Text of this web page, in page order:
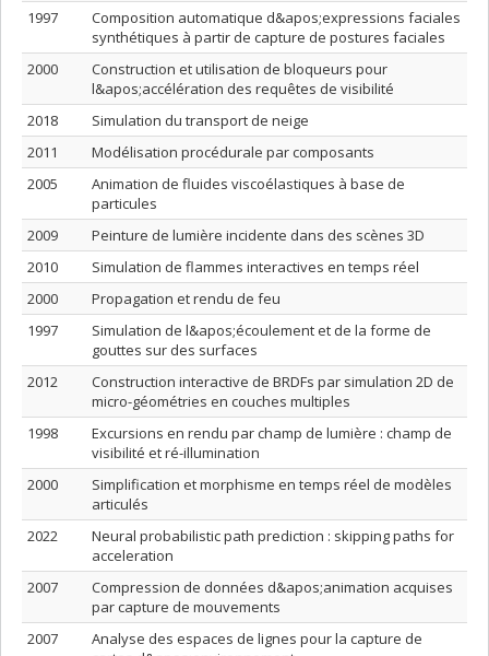
1997
Composition automatique d&apos;expressions faciales
synthétiques à partir de capture de postures faciales
2000
Construction et utilisation de bloqueurs pour
l&apos;accélération des requêtes de visibilité
2018
Simulation du transport de neige
2011
Modélisation procédurale par composants
2005
Animation de fluides viscoélastiques à base de
particules
2009
Peinture de lumière incidente dans des scènes 3D
2010
Simulation de flammes interactives en temps réel
2000
Propagation et rendu de feu
1997
Simulation de l&apos;écoulement et de la forme de
gouttes sur des surfaces
2012
Construction interactive de BRDFs par simulation 2D de
micro-géométries en couches multiples
1998
Excursions en rendu par champ de lumière : champ de
visibilité et ré-illumination
2000
Simplification et morphisme en temps réel de modèles
articulés
2022
Neural probabilistic path prediction : skipping paths for
acceleration
2007
Compression de données d&apos;animation acquises
par capture de mouvements
2007
Analyse des espaces de lignes pour la capture de